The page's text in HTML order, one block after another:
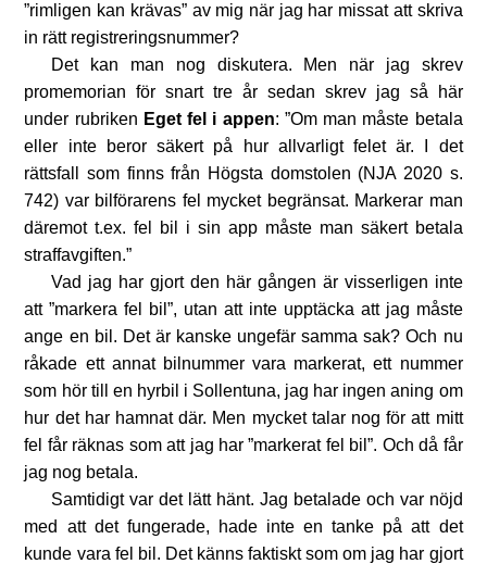
”rimligen kan krävas” av mig när jag har missat att skriva
in rätt registreringsnummer?
Det kan man nog diskutera. Men när jag skrev
promemorian för snart tre år sedan skrev jag så här
under rubriken Eget fel i appen: ”Om man måste betala
eller inte beror säkert på hur allvarligt felet är. I det
rättsfall som finns från Högsta domstolen (NJA 2020 s.
742) var bilförarens fel mycket begränsat. Markerar man
däremot t.ex. fel bil i sin app måste man säkert betala
straffavgiften.”
Vad jag har gjort den här gången är visserligen inte
att ”markera fel bil”, utan att inte upptäcka att jag måste
ange en bil. Det är kanske ungefär samma sak? Och nu
råkade ett annat bilnummer vara markerat, ett nummer
som hör till en hyrbil i Sollentuna, jag har ingen aning om
hur det har hamnat där. Men mycket talar nog för att mitt
fel får räknas som att jag har ”markerat fel bil”. Och då får
jag nog betala.
Samtidigt var det lätt hänt. Jag betalade och var nöjd
med att det fungerade, hade inte en tanke på att det
kunde vara fel bil. Det känns faktiskt som om jag har gjort